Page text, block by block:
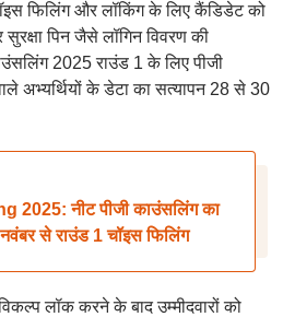
फिलिंग और लॉकिंग के लिए कैंडिडेट को
पिन जैसे लॉगिन विवरण की
2025 राउंड 1 के लिए पीजी
अभ्यर्थियों के डेटा का सत्यापन 28 से 30
2025: नीट पीजी काउंसलिंग का
से राउंड 1 चॉइस फिलिंग
लॉक करने के बाद उम्मीदवारों को